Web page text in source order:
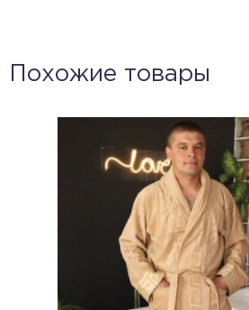
Похожие товары